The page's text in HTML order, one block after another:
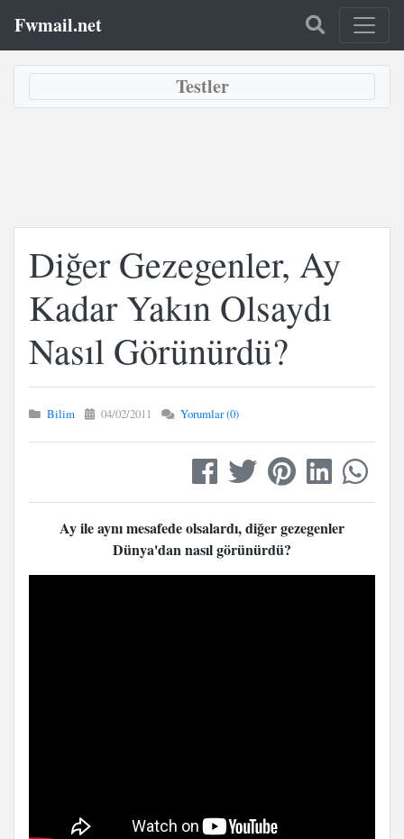
Fwmail.net
Testler
Diğer Gezegenler, Ay
Kadar Yakın Olsaydı
Nasıl Görünürdü?
Bilim 04/02/2011 Yorumlar (0)
Ay ile aynı mesafede olsalardı, diğer gezegenler
Dünya'dan nasıl görünürdü?